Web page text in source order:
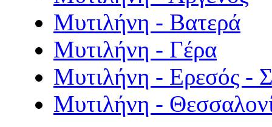
Μυτιλήνη - Βατερά
Μυτιλήνη - Γέρα
Μυτιλήνη - Ερεσός -
Μυτιλήνη -